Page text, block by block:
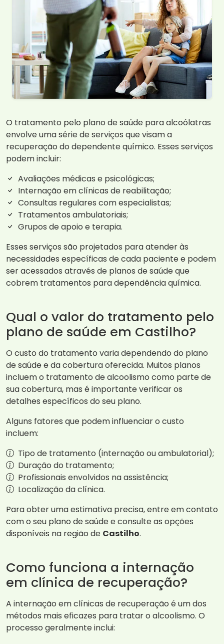
O tratamento pelo plano de saúde para alcoólatras
envolve uma série de serviços que visam a
recuperação do dependente químico. Esses serviços
podem incluir:
Avaliações médicas e psicológicas;
Internação em clínicas de reabilitação;
Consultas regulares com especialistas;
Tratamentos ambulatoriais;
Grupos de apoio e terapia.
Esses serviços são projetados para atender às
necessidades específicas de cada paciente e podem
ser acessados através de planos de saúde que
cobrem tratamentos para dependência química.
Qual o valor do tratamento pelo
plano de saúde em Castilho?
O custo do tratamento varia dependendo do plano
de saúde e da cobertura oferecida. Muitos planos
incluem o tratamento de alcoolismo como parte de
sua cobertura, mas é importante verificar os
detalhes específicos do seu plano.
Alguns fatores que podem influenciar o custo
incluem:
Tipo de tratamento (internação ou ambulatorial);
Duração do tratamento;
Profissionais envolvidos na assistência;
Localização da clínica.
Para obter uma estimativa precisa, entre em contato
com o seu plano de saúde e consulte as opções
disponíveis na região de Castilho.
Como funciona a internação
em clínica de recuperação?
A internação em clínicas de recuperação é um dos
métodos mais eficazes para tratar o alcoolismo. O
processo geralmente inclui: